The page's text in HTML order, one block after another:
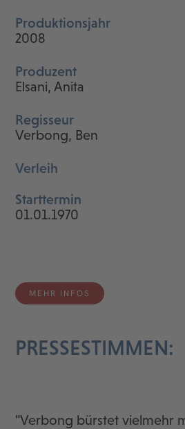
Produktionsjahr
2008
Produzent
Elsani, Anita
Regisseur
Verbong, Ben
Verleih
Starttermin
01.01.1970
MEHR INFOS
PRESSESTIMMEN:
"Verbong bürstet vielmehr